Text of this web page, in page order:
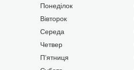
Понеділок
Вівторок
Середа
Четвер
Пʼятниця